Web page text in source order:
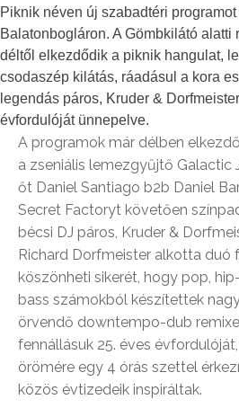
Piknik néven új szabadtéri
Balatonbogláron. A Gömbkilátó alatti
déltől elkezdődik a piknik hangulat,
csodaszép kilátás, ráadásul a kora
legendás páros, Kruder &
évfordulóját ünnepelve.
A programok már délben
a zseniális lemezgyűjtő Galactic
őt Daniel Santiago b2b Daniel
Secret Factoryt követően
bécsi DJ páros, Kruder &
Richard Dorfmeister alkotta duó
köszönheti sikerét, hogy pop,
bass számokból készítettek
örvendő downtempo-dub
fennállásuk 25. éves
örömére egy 4 órás szettel
közös évtizedeik inspiráltak.